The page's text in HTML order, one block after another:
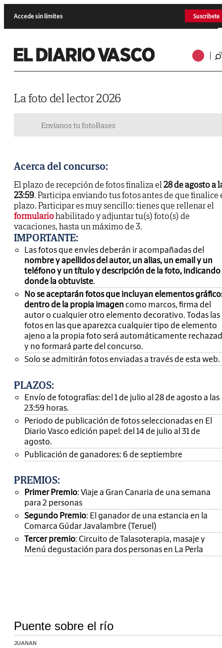
Accede sin límites Suscríbete
La foto del lector 2026
Envíanos tu fotoBases
Acerca del concurso:
El plazo de recepción de fotos finaliza el28 de agosto a
23:59. Participa enviando tus fotos antes de que finalice
plazo. Participar es muy sencillo: tienes que rellenar el
formulariohabilitado y adjuntar tu(s) foto(s) de
vacaciones, hasta un máximo de 3.
IMPORTANTE:
Las fotos que envíes deberán ir acompañadas del
nombre y apellidos del autor, un alias, un email y un
teléfono y un título y descripción de la foto, indicando
donde la obtuviste.
No se aceptarán fotos que incluyan elementos
dentro de la propia imagen como marcos, firma del
autor o cualquier otro elemento decorativo. Todas las
fotos en las que aparezca cualquier tipo de elemento
ajeno a la propia foto será automáticamente
y no formará parte del concurso.
Solo se admitirán fotos enviadas a través de esta web.
PLAZOS:
Envío de fotografías: del 1 de julio al 28 de agosto a las
23:59 horas.
Periodo de publicación de fotos seleccionadas en El
Diario Vasco edición papel: del 14 de julio al 31 de
agosto.
Publicación de ganadores: 6 de septiembre
PREMIOS:
Primer Premio: Viaje a Gran Canaria de una semana
para 2 personas
Segundo Premio: El ganador de una estancia en la
Comarca Gúdar Javalambre (Teruel)
Tercer premio: Circuito de Talasoterapia, masaje y
Menú degustación para dos personas en La Perla
Puente sobre el río
JUANAN